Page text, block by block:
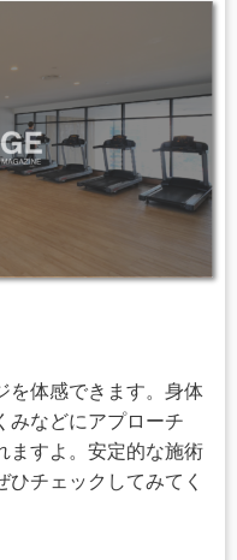
を体感できます。身体
みなどにアプローチ
ますよ。安定的な施術
チェックしてみてく